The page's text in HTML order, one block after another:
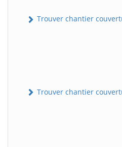
Trouver chantier
Trouver chantier